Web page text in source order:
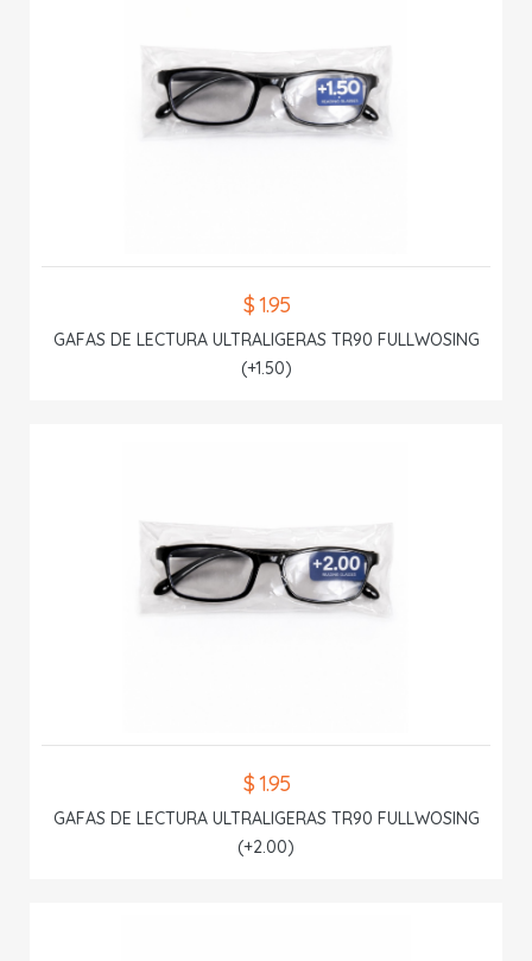
$ 1.95
GAFAS DE LECTURA ULTRALIGERAS TR90 FULLWOSING
(+1.50)
$ 1.95
GAFAS DE LECTURA ULTRALIGERAS TR90 FULLWOSING
(+2.00)